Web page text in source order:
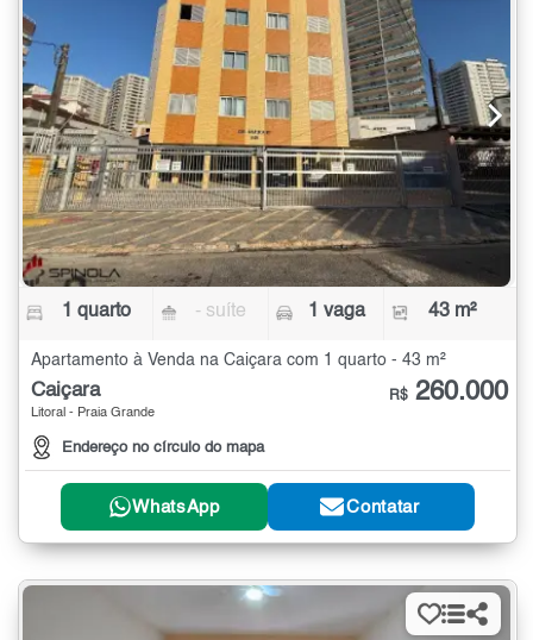
1 quarto - suíte 1 vaga 43 m²
Apartamento à Venda na Caiçara com 1 quarto - 43 m²
Caiçara
Litoral - Praia Grande
Endereço no círculo do mapa
R$ 260.000
WhatsApp Contatar